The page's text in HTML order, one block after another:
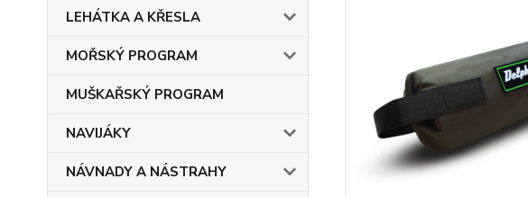
LEHÁTKA A KŘESLA
MOŘSKÝ PROGRAM
MUŠKAŘSKÝ PROGRAM
NAVIJÁKY
NÁVNADY A NÁSTRAHY